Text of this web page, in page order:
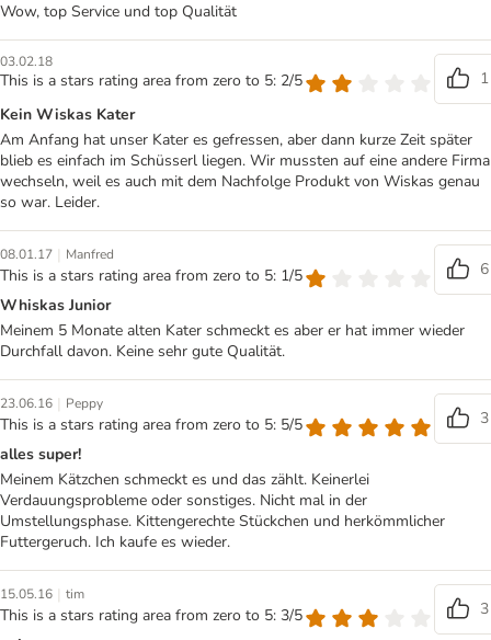
Wow, top Service und top Qualität
03.02.18
This is a stars rating area from zero to 5: 2/5
1
Kein Wiskas Kater
Am Anfang hat unser Kater es gefressen, aber dann kurze Zeit später
blieb es einfach im Schüsserl liegen. Wir mussten auf eine andere Firma
wechseln, weil es auch mit dem Nachfolge Produkt von Wiskas genau
so war. Leider.
08.01.17 | Manfred
This is a stars rating area from zero to 5: 1/5
6
Whiskas Junior
Meinem 5 Monate alten Kater schmeckt es aber er hat immer wieder
Durchfall davon. Keine sehr gute Qualität.
23.06.16 | Peppy
This is a stars rating area from zero to 5: 5/5
3
alles super!
Meinem Kätzchen schmeckt es und das zählt. Keinerlei
Verdauungsprobleme oder sonstiges. Nicht mal in der
Umstellungsphase. Kittengerechte Stückchen und herkömmlicher
Futtergeruch. Ich kaufe es wieder.
15.05.16 | tim
This is a stars rating area from zero to 5: 3/5
3